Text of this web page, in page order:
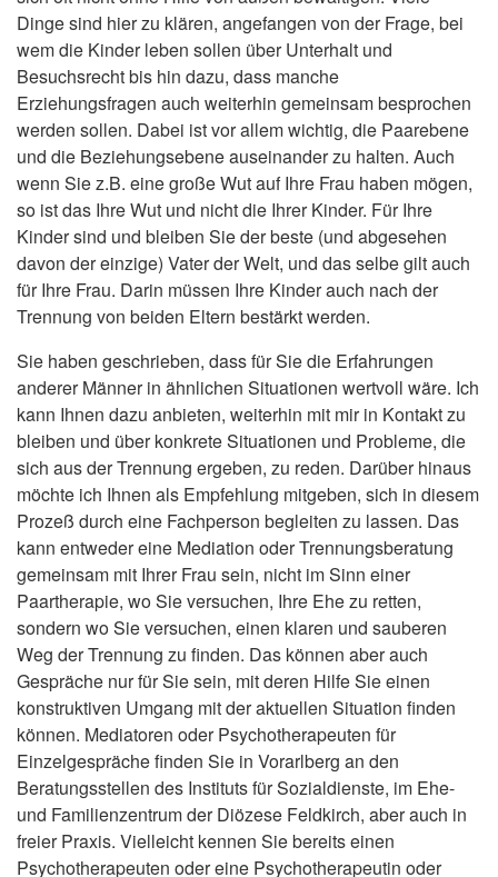
Dinge sind hier zu klären, angefangen von der Frage, bei
wem die Kinder leben sollen über Unterhalt und
Besuchsrecht bis hin dazu, dass manche
Erziehungsfragen auch weiterhin gemeinsam besprochen
werden sollen. Dabei ist vor allem wichtig, die Paarebene
und die Beziehungsebene auseinander zu halten. Auch
wenn Sie z.B. eine große Wut auf Ihre Frau haben mögen,
so ist das Ihre Wut und nicht die Ihrer Kinder. Für Ihre
Kinder sind und bleiben Sie der beste (und abgesehen
davon der einzige) Vater der Welt, und das selbe gilt auch
für Ihre Frau. Darin müssen Ihre Kinder auch nach der
Trennung von beiden Eltern bestärkt werden.
Sie haben geschrieben, dass für Sie die Erfahrungen
anderer Männer in ähnlichen Situationen wertvoll wäre. Ich
kann Ihnen dazu anbieten, weiterhin mit mir in Kontakt zu
bleiben und über konkrete Situationen und Probleme, die
sich aus der Trennung ergeben, zu reden. Darüber hinaus
möchte ich Ihnen als Empfehlung mitgeben, sich in diesem
Prozeß durch eine Fachperson begleiten zu lassen. Das
kann entweder eine Mediation oder Trennungsberatung
gemeinsam mit Ihrer Frau sein, nicht im Sinn einer
Paartherapie, wo Sie versuchen, Ihre Ehe zu retten,
sondern wo Sie versuchen, einen klaren und sauberen
Weg der Trennung zu finden. Das können aber auch
Gespräche nur für Sie sein, mit deren Hilfe Sie einen
konstruktiven Umgang mit der aktuellen Situation finden
können. Mediatoren oder Psychotherapeuten für
Einzelgespräche finden Sie in Vorarlberg an den
Beratungsstellen des Instituts für Sozialdienste, im Ehe-
und Familienzentrum der Diözese Feldkirch, aber auch in
freier Praxis. Vielleicht kennen Sie bereits einen
Psychotherapeuten oder eine Psychotherapeutin oder